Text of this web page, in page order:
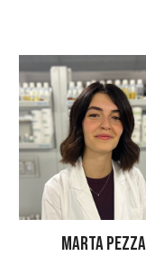
MARTA PEZZA